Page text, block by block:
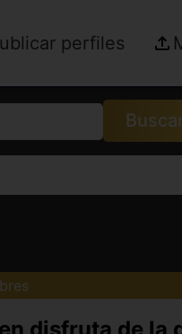
perfiles
disfruta de la